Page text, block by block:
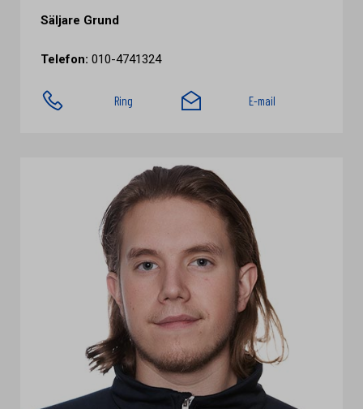
Säljare Grund
Telefon: 010-4741324
Ring E-mail